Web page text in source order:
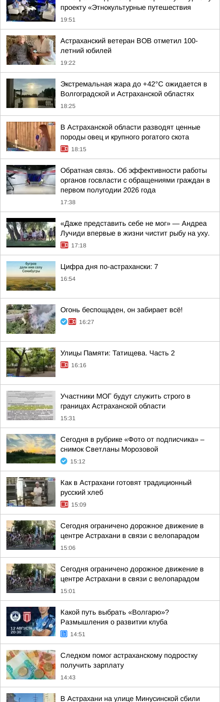
проекту «Этнокультурные путешествия
19:51
Астраханский ветеран ВОВ отметил 100-
летний юбилей
19:22
Экстремальная жара до +42°C ожидается в
Волгоградской и Астраханской областях
18:25
В Астраханской области разводят ценные
породы овец и крупного рогатого скота
18:15
Обратная связь. Об эффективности работы
органов госвласти с обращениями граждан в
первом полугодии 2026 года
17:38
«Даже представить себе не мог» — Андреа
Лучиди впервые в жизни чистит рыбу на уху.
17:18
Цифра дня по-астрахански: 7
16:54
Огонь беспощаден, он забирает всё!
16:27
Улицы Памяти: Татищева. Часть 2
16:16
Участники МОГ будут служить строго в
границах Астраханской области
15:31
Сегодня в рубрике «Фото от подписчика» –
снимок Светланы Морозовой
15:12
Как в Астрахани готовят традиционный
русский хлеб
15:09
Сегодня ограничено дорожное движение в
центре Астрахани в связи с велопарадом
15:06
Сегодня ограничено дорожное движение в
центре Астрахани в связи с велопарадом
15:01
Какой путь выбрать «Волгарю»?
Размышления о развитии клуба
14:51
Следком помог астраханскому подростку
получить зарплату
14:43
В Астрахани на улице Минусинской сбили